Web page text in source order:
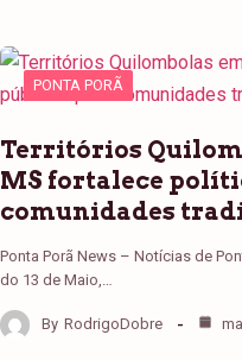
PONTA PORÃ
Territórios
MS fortalece
comunidades
Ponta Porã News – Notícias de
do 13 de Maio,…
By RodrigoDobre